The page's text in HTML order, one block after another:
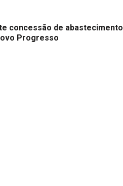
concessão de abastecimento
Progresso